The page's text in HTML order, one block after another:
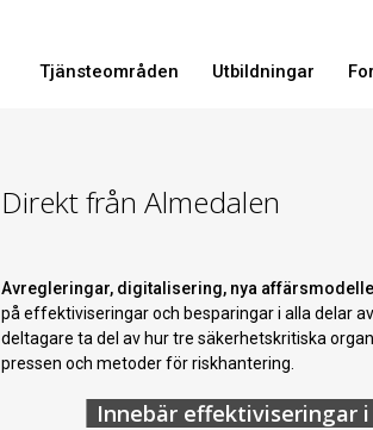
Tjänsteområden Utbildningar
Direkt från Almedalen
Avregleringar, digitalisering, nya
på effektiviseringar och besparingar i alla delar
deltagare ta del av hur tre säkerhetskritiska
pressen och metoder för riskhantering.
Innebär effektiviseringar